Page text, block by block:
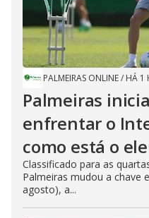
PALMEIRAS ONLINE/ HÁ 1
Palmeiras
enfrentar o
como está o
Classificado para as
Palmeiras mudou a chave
agosto), a...